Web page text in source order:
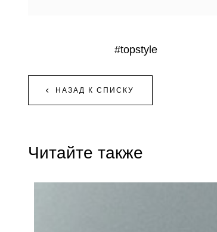
#topstyle
НАЗАД К СПИСКУ
Читайте также